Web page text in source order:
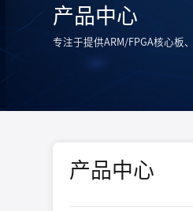
产品中心
专注于提供ARM/FPGA核心板
产品中心